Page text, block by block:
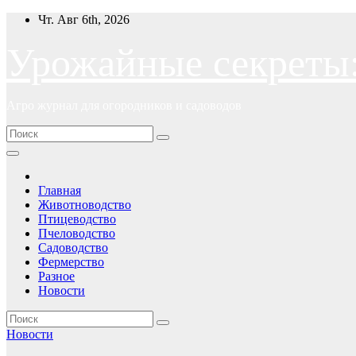
ПерейтиЧт. Авг 6th, 2026
Главная
Животноводство
Птицеводство
Пчеловодство
Садоводство
Фермерство
Разное
Новости
Новости